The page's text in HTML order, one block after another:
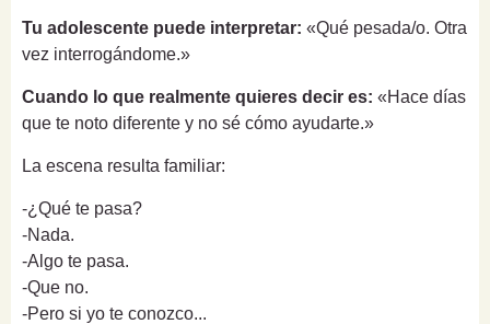
Tu adolescente puede interpretar: «Qué pesada/o. Otra
vez interrogándome.»
Cuando lo que realmente quieres decir es: «Hace días
que te noto diferente y no sé cómo ayudarte.»
La escena resulta familiar:
-¿Qué te pasa?
-Nada.
-Algo te pasa.
-Que no.
-Pero si yo te conozco...